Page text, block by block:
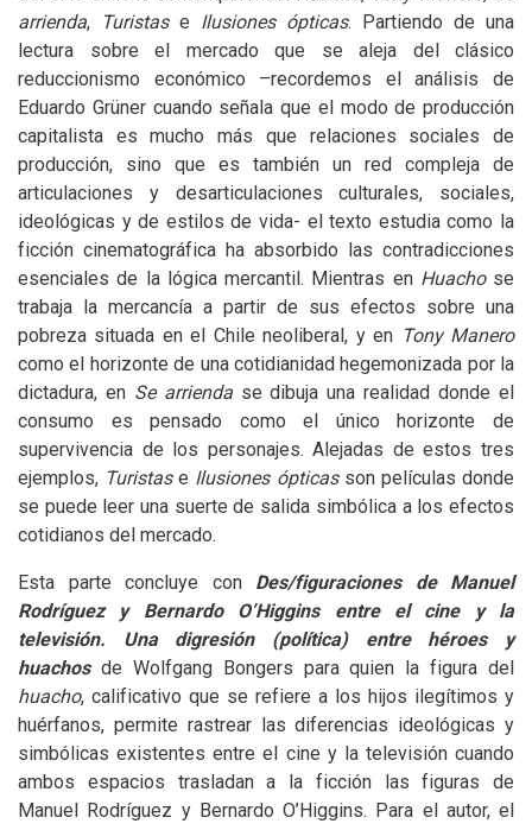
arrienda, Turistase Ilusiones ópticas. Partiendo de una
lectura sobre el mercado que se aleja del clásico
reduccionismo económico –recordemos el análisis de
Eduardo Grüner cuando señala que el modo de producción
capitalista es mucho más que relaciones sociales de
producción, sino que es también un red compleja de
articulaciones y desarticulaciones culturales, sociales,
ideológicas y de estilos de vida- el texto estudia como la
ficción cinematográfica ha absorbido las contradicciones
esenciales de la lógica mercantil. Mientras en Huachose
trabaja la mercancía a partir de sus efectos sobre una
pobreza situada en el Chile neoliberal, y en Tony Manero
como el horizonte de una cotidianidad hegemonizada por la
dictadura, en Se arrienda se dibuja una realidad donde el
consumo es pensado como el único horizonte de
supervivencia de los personajes. Alejadas de estos tres
ejemplos, Turistase Ilusiones ópticasson películas donde
se puede leer una suerte de salida simbólica a los efectos
cotidianos del mercado.
Esta parte concluye con Des/figuraciones de Manuel
Rodríguez y Bernardo O’Higgins entre el cine y la
televisión. Una digresión (política) entre héroes y
huachos de Wolfgang Bongers para quien la figura del
huacho, calificativo que se refiere a los hijos ilegítimos y
huérfanos, permite rastrear las diferencias ideológicas y
simbólicas existentes entre el cine y la televisión cuando
ambos espacios trasladan a la ficción las figuras de
Manuel Rodríguez y Bernardo O’Higgins. Para el autor, el